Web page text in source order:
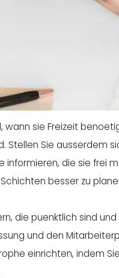
sie Freizeit
Sie ausserdem
die sie frei
besser zu
die puenktlich sind
und den
einrichten, indem